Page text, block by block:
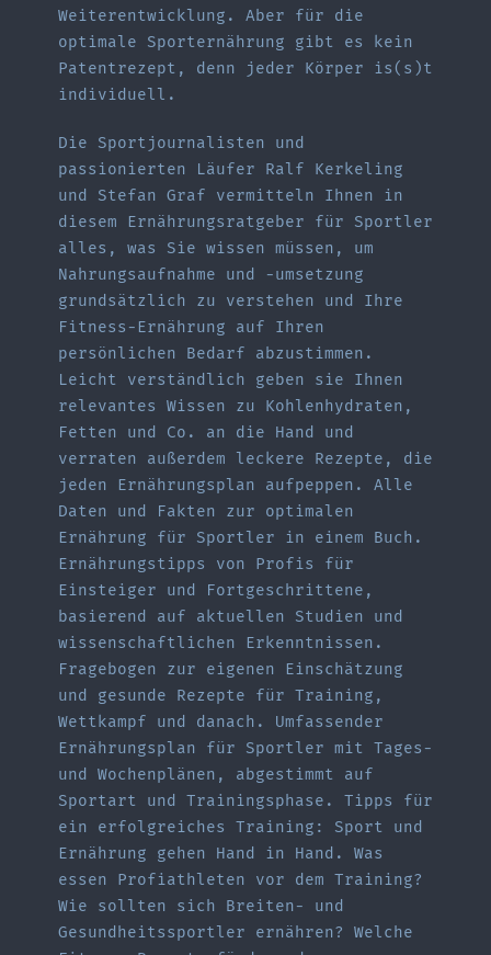
Weiterentwicklung. Aber für die
optimale Sporternährung gibt es kein
Patentrezept, denn jeder Körper is(s)t
individuell.
Die Sportjournalisten und
passionierten Läufer Ralf Kerkeling
und Stefan Graf vermitteln Ihnen in
diesem Ernährungsratgeber für Sportler
alles, was Sie wissen müssen, um
Nahrungsaufnahme und -umsetzung
grundsätzlich zu verstehen und Ihre
Fitness-Ernährung auf Ihren
persönlichen Bedarf abzustimmen.
Leicht verständlich geben sie Ihnen
relevantes Wissen zu Kohlenhydraten,
Fetten und Co. an die Hand und
verraten außerdem leckere Rezepte, die
jeden Ernährungsplan aufpeppen. Alle
Daten und Fakten zur optimalen
Ernährung für Sportler in einem Buch.
Ernährungstipps von Profis für
Einsteiger und Fortgeschrittene,
basierend auf aktuellen Studien und
wissenschaftlichen Erkenntnissen.
Fragebogen zur eigenen Einschätzung
und gesunde Rezepte für Training,
Wettkampf und danach. Umfassender
Ernährungsplan für Sportler mit Tages-
und Wochenplänen, abgestimmt auf
Sportart und Trainingsphase. Tipps für
ein erfolgreiches Training: Sport und
Ernährung gehen Hand in Hand. Was
essen Profiathleten vor dem Training?
Wie sollten sich Breiten- und
Gesundheitssportler ernähren? Welche